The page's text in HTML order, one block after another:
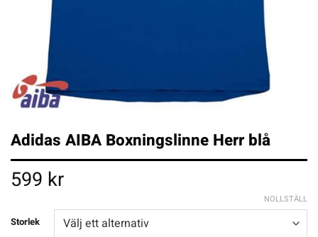
Adidas AIBA Boxningslinne Herr blå
599 kr
Storlek
NOLLSTÄLL